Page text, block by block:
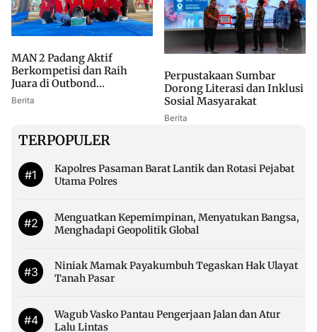
MAN 2 Padang Aktif
Berkompetisi dan Raih
Juara di Outbond...
Berita
Perpustakaan Sumbar
Dorong Literasi dan Inklusi
Sosial Masyarakat
Berita
TERPOPULER
#1
Kapolres Pasaman Barat Lantik dan Rotasi Pejabat
Utama Polres
#2
Menguatkan Kepemimpinan, Menyatukan Bangsa,
Menghadapi Geopolitik Global
#3
Niniak Mamak Payakumbuh Tegaskan Hak Ulayat
Tanah Pasar
#4
Wagub Vasko Pantau Pengerjaan Jalan dan Atur
Lalu Lintas